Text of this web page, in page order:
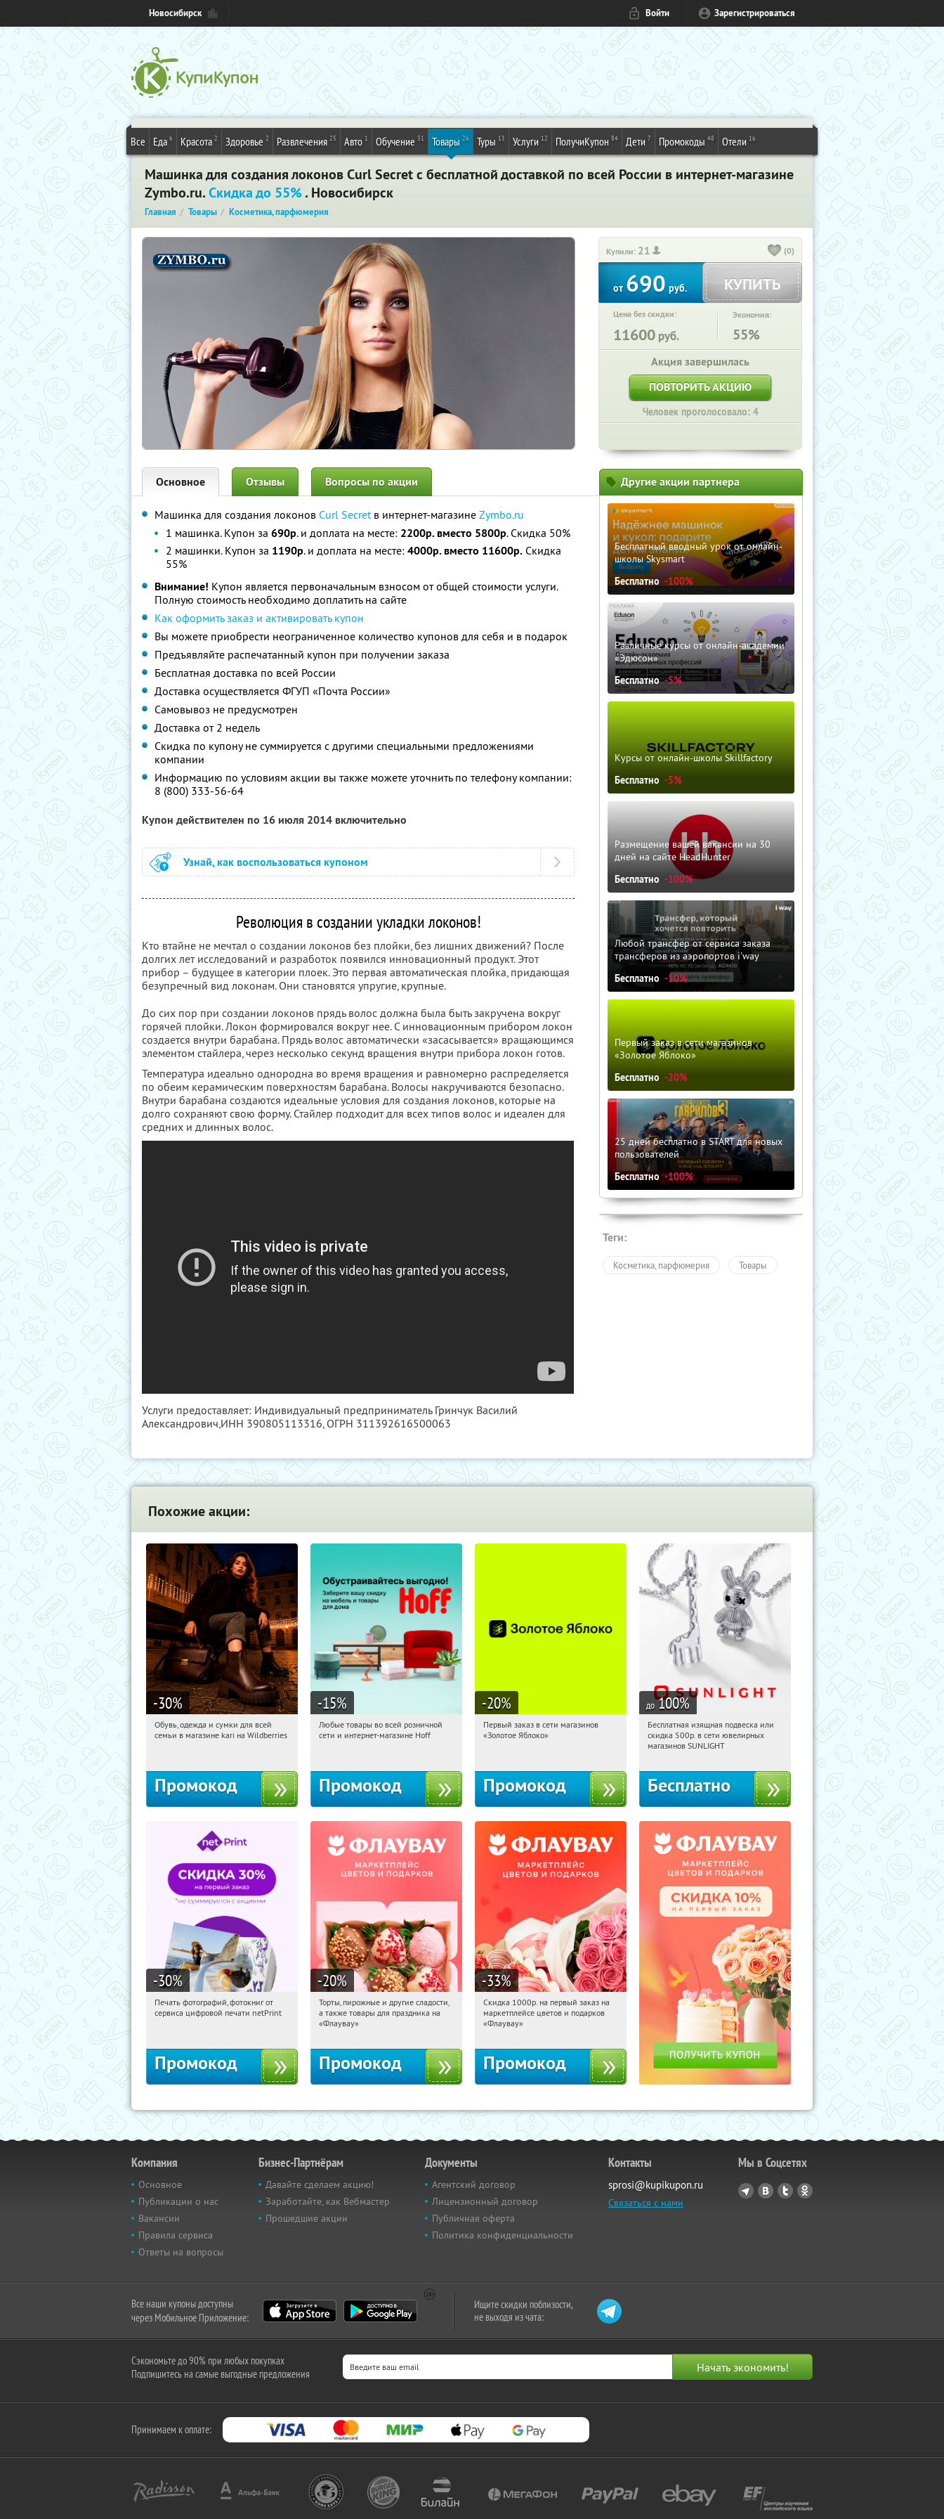
Новосибирск Войти Зарегистрироваться
Все Еда 6 Красота 2 Здоровье 2 Развлечения 25 Авто 1 Обучение 31 Товары 26 Туры 13 Услуги 12 ПолучиКупон 84 Дети 7 Промокоды 48 Отели 16
Машинка для создания локонов Curl Secret с бесплатной доставкой по всей России в интернет-магазине
Zymbo.ru.Скидка до 55%. Новосибирск
Главная Товары Косметика, парфюмерия
Купили: 21 (0)
от690руб. КУПИТЬ
Цена без скидки:
11600 руб.
Экономия:
55%
Акция завершилась
ПОВТОРИТЬ АКЦИЮ
Человек проголосовало: 4
Основное Отзывы Вопросы по акции
Машинка для создания локонов Curl Secretв интернет-магазине Zymbo.ru
1 машинка. Купон за 690р. и доплата на месте: 2200р. вместо 5800р. Скидка 50%
2 машинки. Купон за 1190р. и доплата на месте: 4000р. вместо 11600р. Скидка
55%
Внимание! Купон является первоначальным взносом от общей стоимости услуги.
Полную стоимость необходимо доплатить на сайте
Как оформить заказ и активировать купон
Вы можете приобрести неограниченное количество купонов для себя и в подарок
Предъявляйте распечатанный купон при получении заказа
Бесплатная доставка по всей России
Доставка осуществляется ФГУП «Почта России»
Самовывоз не предусмотрен
Доставка от 2 недель
Скидка по купону не суммируется с другими специальными предложениями
компании
Информацию по условиям акции вы также можете уточнить по телефону компании:
8 (800) 333-56-64
Купон действителен по 16 июля 2014 включительно
Узнай, как воспользоваться купоном
Революция в создании укладки локонов!
Кто втайне не мечтал о создании локонов без плойки, без лишних движений? После
долгих лет исследований и разработок появился инновационный продукт. Этот
прибор – будущее в категории плоек. Это первая автоматическая плойка, придающая
безупречный вид локонам. Они становятся упругие, крупные.
До сих пор при создании локонов прядь волос должна была быть закручена вокруг
горячей плойки. Локон формировался вокруг нее. С инновационным прибором локон
создается внутри барабана. Прядь волос автоматически «засасывается» вращающимся
элементом стайлера, через несколько секунд вращения внутри прибора локон готов.
Температура идеально однородна во время вращения и равномерно распределяется
по обеим керамическим поверхностям барабана. Волосы накручиваются безопасно.
Внутри барабана создаются идеальные условия для создания локонов, которые на
долго сохраняют свою форму. Стайлер подходит для всех типов волос и идеален для
средних и длинных волос.
Услуги предоставляет: Индивидуальный предприниматель Гринчук Василий
Александрович,ИНН 390805113316, ОГРН 311392616500063
Другие акции партнера
Бесплатный вводный урок от онлайн-
школы Skysmart
Бесплатно -100%
Различные курсы от онлайн-академии
«Эдюсон»
Бесплатно -5%
Курсы от онлайн-школы Skillfactory
Бесплатно -5%
Размещение вашей вакансии на 30
дней на сайте HeadHunter
Бесплатно -100%
Любой трансфер от сервиса заказа
трансферов из аэропортов i'way
Бесплатно -10%
Первый заказ в сети магазинов
«Золотое Яблоко»
Бесплатно -20%
25 дней бесплатно в START для новых
пользователей
Бесплатно -100%
Теги:
Косметика, парфюмерия Товары
Похожие акции:
-30%
21:44:19
Получи первым!
Обувь, одежда и сумки для всей
семьи в магазине kari на Wildberries
Промокод
-15%
21:44:19 Получили:
Любые товары во всей розничной
сети и интернет-магазине Hoff
Промокод
-20%
21:44:19
Получи первым!
Первый заказ в сети магазинов
«Золотое Яблоко»
Промокод
до 100%
21:44:19 Получили:
Россия
Бесплатная изящная подвеска или
скидка 500р. в сети ювелирных
магазинов SUNLIGHT
Бесплатно
-30%
21:44:19 Получили:
Печать фотографий, фотокниг от
сервиса цифровой печати netPrint
Промокод
-20%
21:44:19 Получили:
Россия
Торты, пирожные и другие сладости,
а также товары для праздника на
«Флаувау»
Промокод
-33%
21:44:19 Получили:
Россия
Скидка 1000р. на первый заказ на
маркетплейсе цветов и подарков
«Флаувау»
Промокод
Компания
Основное
Публикации о нас
Вакансии
Правила сервиса
Ответы на вопросы
Бизнес-Партнёрам
Давайте сделаем акцию!
Заработайте, как Вебмастер
Прошедшие акции
Документы
Агентский договор
Лицензионный договор
Публичная оферта
Политика конфиденциальности
Контакты
sprosi@kupikupon.ru
Связаться с нами
Мы в Соцсетях
Все наши купоны доступны
через Мобильное Приложение:
Ищите скидки поблизости,
не выходя из чата:
Сэкономьте до 90% при любых покупках
Подпишитесь на самые выгодные предложения
Принимаем к оплате: